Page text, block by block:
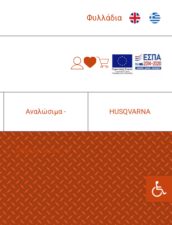
Φυλλάδια
Αναλώσιμα -
Παρελκόμενα
HUSQVARNA